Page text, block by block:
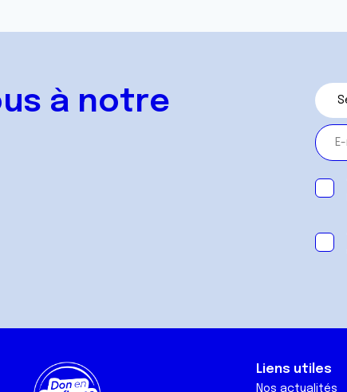
à notre
Liens utiles
Nos actualités